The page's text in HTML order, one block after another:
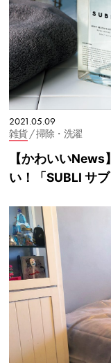
2021.05.09
雑貨/ 掃除・洗濯
【かわいい
い！「SUBLI サ